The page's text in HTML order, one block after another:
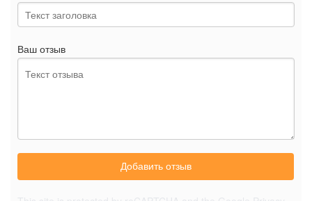
Ваш отзыв
Добавить отзыв